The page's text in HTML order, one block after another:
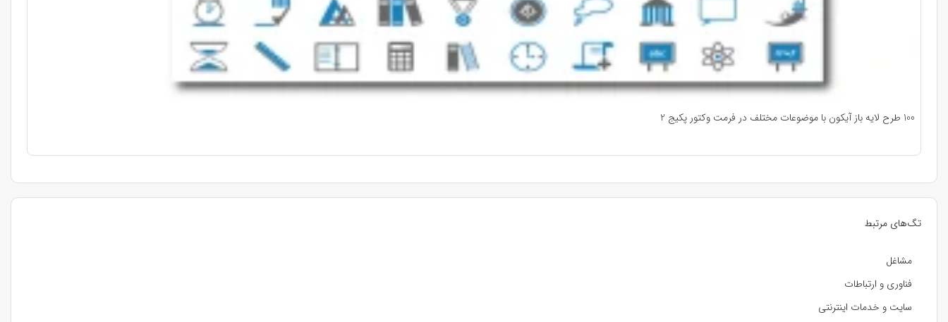
تگ‌های مرتبط
مشاغل
فناوری و ارتباطات
سایت و خدمات اینترنتی
100 طرح لایه باز آیکون با موضوعات مختلف در فرمت وکتور پکیج 2